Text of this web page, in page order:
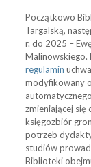
Początkowo
Targalską,
r. do 2025 –
Malinowskiego.
regulamin
modyfikowany
zmieniającej się
księgozbiór
potrzeb
studiów
Biblioteki